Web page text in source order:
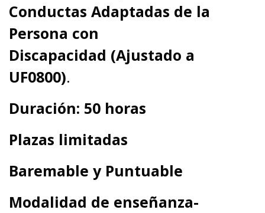
Conductas Adaptadas de la
Persona con
Discapacidad (Ajustado a
UF0800).
Duración: 50 horas
Plazas limitadas
Baremable y Puntuable
Modalidad de enseñanza-